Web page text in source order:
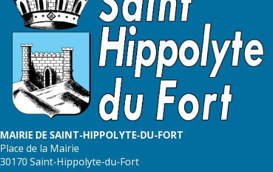
MAIRIE DE SAINT-HIPPOLYTE-DU-FORT
Place de la Mairie
30170 Saint-Hippolyte-du-Fort